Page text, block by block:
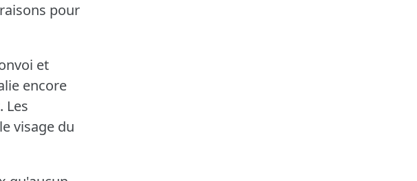
pour
et
encore
Les
visage du